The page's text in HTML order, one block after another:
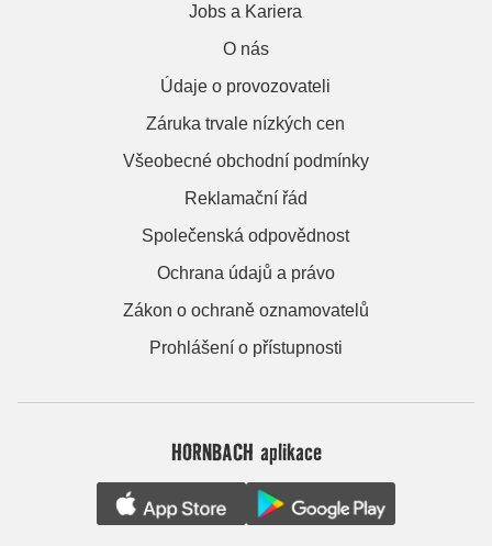
Jobs a Kariera
O nás
Údaje o provozovateli
Záruka trvale nízkých cen
Všeobecné obchodní podmínky
Reklamační řád
Společenská odpovědnost
Ochrana údajů a právo
Zákon o ochraně oznamovatelů
Prohlášení o přístupnosti
HORNBACH aplikace